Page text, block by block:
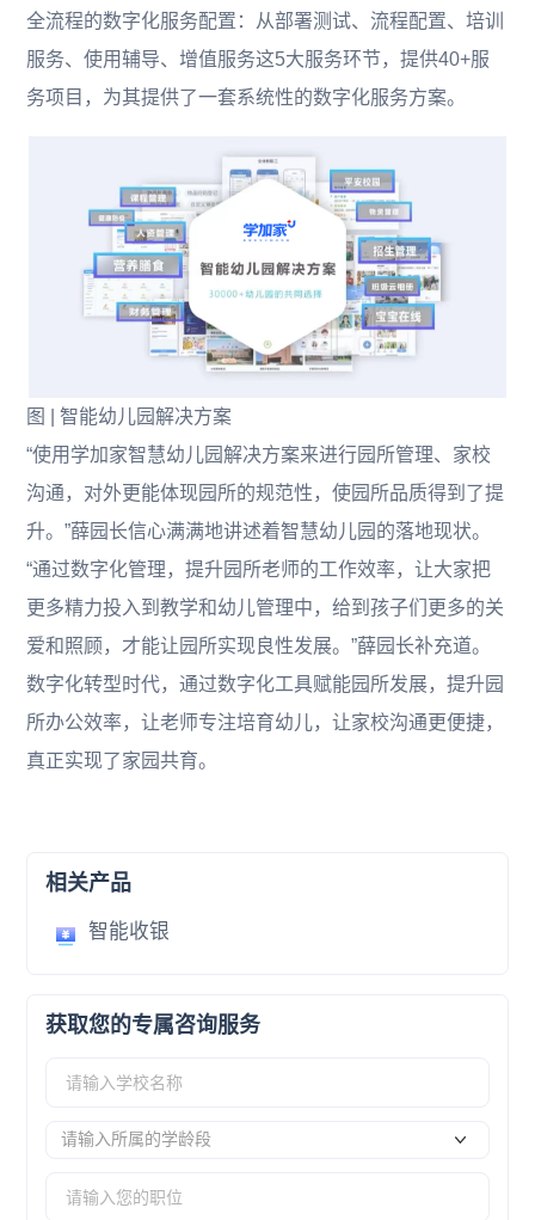
全流程的数字化服务配置：从部署测试、流程配置、培训
服务、使用辅导、增值服务这5大服务环节，提供40+服
务项目，为其提供了一套系统性的数字化服务方案。
图 | 智能幼儿园解决方案
“使用学加家智慧幼儿园解决方案来进行园所管理、家校
沟通，对外更能体现园所的规范性，使园所品质得到了提
升。”薛园长信心满满地讲述着智慧幼儿园的落地现状。
“通过数字化管理，提升园所老师的工作效率，让大家把
更多精力投入到教学和幼儿管理中，给到孩子们更多的关
爱和照顾，才能让园所实现良性发展。”薛园长补充道。
数字化转型时代，通过数字化工具赋能园所发展，提升园
所办公效率，让老师专注培育幼儿，让家校沟通更便捷，
真正实现了家园共育。
相关产品
智能收银
获取您的专属咨询服务
请输入所属的学龄段